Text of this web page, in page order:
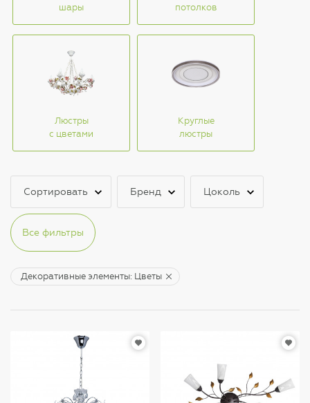
шары
потолков
Люстры
с цветами
Круглые
люстры
Сортировать Бренд Цоколь
Все фильтры
Декоративные элементы: Цветы